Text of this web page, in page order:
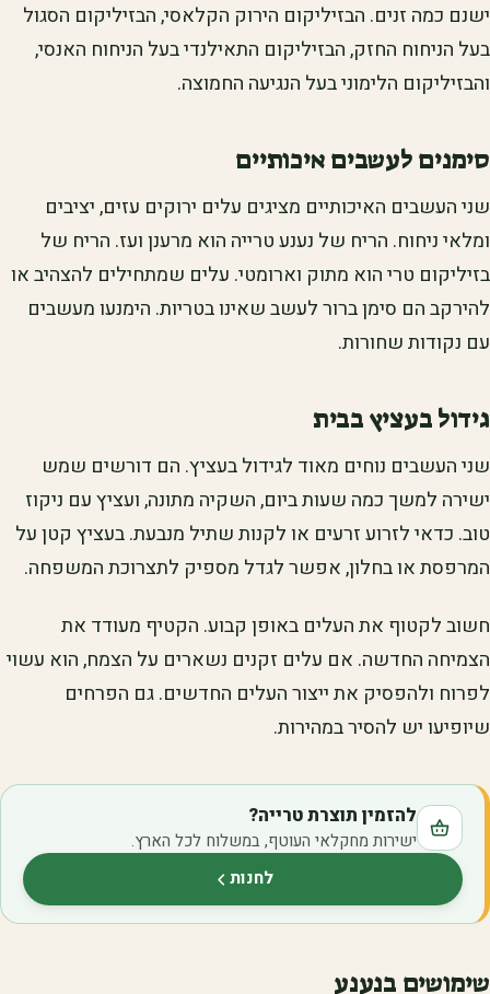
ישנם כמה זנים. הבזיליקום הירוק הקלאסי, הבזיליקום הסגול
בעל הניחוח החזק, הבזיליקום התאילנדי בעל הניחוח האנסי,
והבזיליקום הלימוני בעל הנגיעה החמוצה.
סימנים לעשבים איכותיים
שני העשבים האיכותיים מציגים עלים ירוקים עזים, יציבים
ומלאי ניחוח. הריח של נענע טרייה הוא מרענן ועז. הריח של
בזיליקום טרי הוא מתוק וארומטי. עלים שמתחילים להצהיב או
להירקב הם סימן ברור לעשב שאינו בטריות. הימנעו מעשבים
עם נקודות שחורות.
גידול בעציץ בבית
שני העשבים נוחים מאוד לגידול בעציץ. הם דורשים שמש
ישירה למשך כמה שעות ביום, השקיה מתונה, ועציץ עם ניקוז
טוב. כדאי לזרוע זרעים או לקנות שתיל מנבעת. בעציץ קטן על
המרפסת או בחלון, אפשר לגדל מספיק לתצרוכת המשפחה.
חשוב לקטוף את העלים באופן קבוע. הקטיף מעודד את
הצמיחה החדשה. אם עלים זקנים נשארים על הצמח, הוא עשוי
לפרוח ולהפסיק את ייצור העלים החדשים. גם הפרחים
שיופיעו יש להסיר במהירות.
להזמין תוצרת טרייה?
ישירות מחקלאי העוטף, במשלוח לכל הארץ.
לחנות(נפתח בלשונית חדשה)
שימושים בנענע